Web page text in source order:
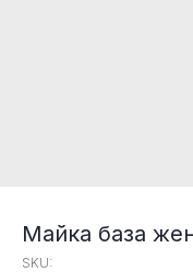
Майка база
SKU: